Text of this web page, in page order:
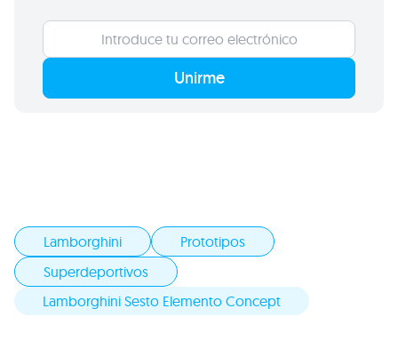
Unirme
Lamborghini
Prototipos
Superdeportivos
Lamborghini Sesto Elemento Concept